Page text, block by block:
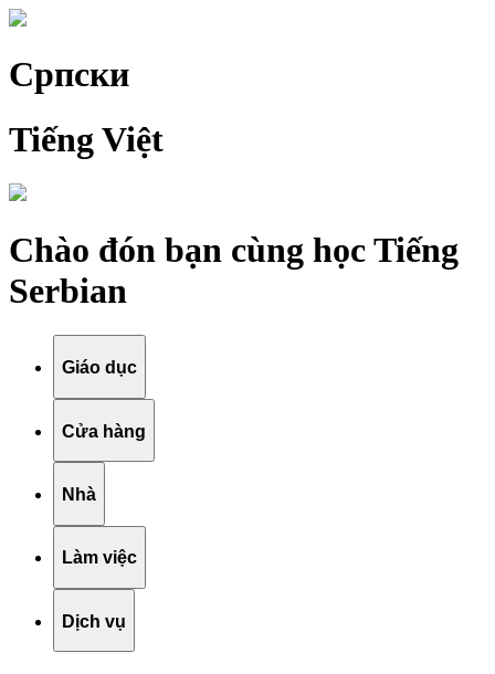
Српски
Tiếng Việt
Chào đón bạn cùng học Tiếng
Serbian
Giáo dục
Cửa hàng
Nhà
Làm việc
Dịch vụ